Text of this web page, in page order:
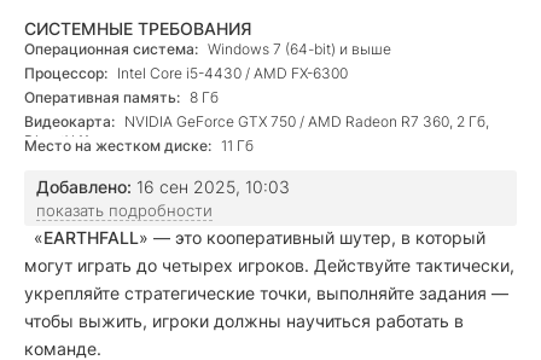
СИСТЕМНЫЕ ТРЕБОВАНИЯ
Операционная система: Windows 7 (64-bit) и выше
Процессор: Intel Core i5-4430 / AMD FX-6300
Оперативная память: 8 Гб
Видеокарта: NVIDIA GeForce GTX 750 / AMD Radeon R7 360, 2 Гб,
DirectX 11
Место на жестком диске: 11 Гб
Добавлено: 16 сен 2025, 10:03
показать подробности
«EARTHFALL» — это кооперативный шутер, в который
могут играть до четырех игроков. Действуйте тактически,
укрепляйте стратегические точки, выполняйте задания —
чтобы выжить, игроки должны научиться работать в
команде.